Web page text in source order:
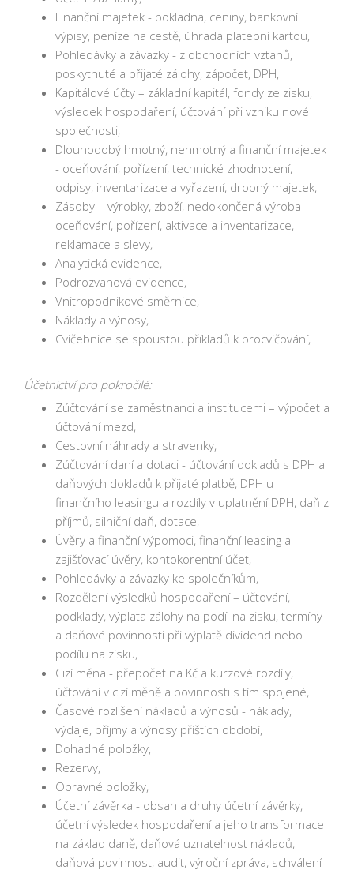
Finanční majetek - pokladna, ceniny, bankovní
výpisy, peníze na cestě, úhrada platební kartou,
Pohledávky a závazky - z obchodních vztahů,
poskytnuté a přijaté zálohy, zápočet, DPH,
Kapitálové účty – základní kapitál, fondy ze zisku,
výsledek hospodaření, účtování při vzniku nové
společnosti,
Dlouhodobý hmotný, nehmotný a finanční majetek
- oceňování, pořízení, technické zhodnocení,
odpisy, inventarizace a vyřazení, drobný majetek,
Zásoby – výrobky, zboží, nedokončená výroba -
oceňování, pořízení, aktivace a inventarizace,
reklamace a slevy,
Analytická evidence,
Podrozvahová evidence,
Vnitropodnikové směrnice,
Náklady a výnosy,
Cvičebnice se spoustou příkladů k procvičování,
Účetnictví pro pokročilé:
Zúčtování se zaměstnanci a institucemi – výpočet a
účtování mezd,
Cestovní náhrady a stravenky,
Zúčtování daní a dotaci - účtování dokladů s DPH a
daňových dokladů k přijaté platbě, DPH u
finančního leasingu a rozdíly v uplatnění DPH, daň z
příjmů, silniční daň, dotace,
Úvěry a finanční výpomoci, finanční leasing a
zajišťovací úvěry, kontokorentní účet,
Pohledávky a závazky ke společníkům,
Rozdělení výsledků hospodaření – účtování,
podklady, výplata zálohy na podíl na zisku, termíny
a daňové povinnosti při výplatě dividend nebo
podílu na zisku,
Cizí měna - přepočet na Kč a kurzové rozdíly,
účtování v cizí měně a povinnosti s tím spojené,
Časové rozlišení nákladů a výnosů - náklady,
výdaje, příjmy a výnosy příštích období,
Dohadné položky,
Rezervy,
Opravné položky,
Účetní závěrka - obsah a druhy účetní závěrky,
účetní výsledek hospodaření a jeho transformace
na základ daně, daňová uznatelnost nákladů,
daňová povinnost, audit, výroční zpráva, schválení